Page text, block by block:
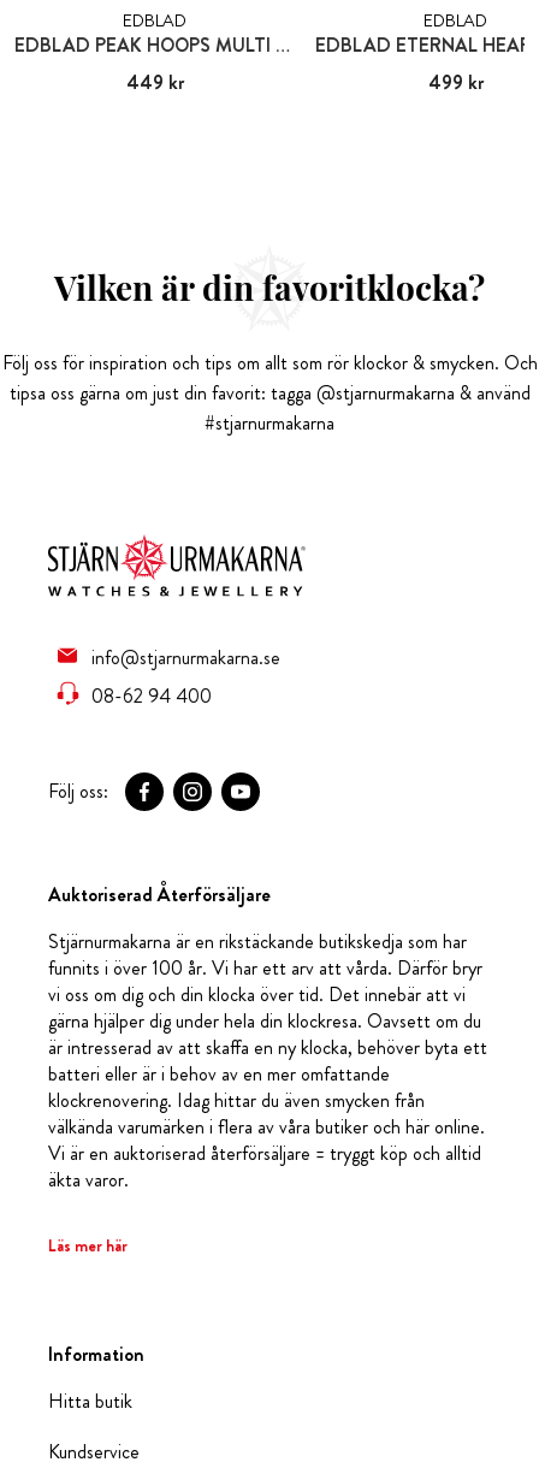
EDBLAD
EDBLAD PEAK HOOPS MULTI HEART GOLD
Pris:449 kr
449 kr
EDBLAD
Pris:499 kr
499 kr
Vilken är din favoritklocka?
Följ oss för inspiration och tips om allt som rör klockor & smycken. Och
tipsa oss gärna om just din favorit: tagga @stjarnurmakarna & använd
#stjarnurmakarna
info@stjarnurmakarna.se
08-62 94 400
Följ oss:
Auktoriserad Återförsäljare
Stjärnurmakarna är en rikstäckande butikskedja som har
funnits i över 100 år. Vi har ett arv att vårda. Därför bryr
vi oss om dig och din klocka över tid. Det innebär att vi
gärna hjälper dig under hela din klockresa. Oavsett om du
är intresserad av att skaffa en ny klocka, behöver byta ett
batteri eller är i behov av en mer omfattande
klockrenovering. Idag hittar du även smycken från
välkända varumärken i flera av våra butiker och här online.
Vi är en auktoriserad återförsäljare = tryggt köp och alltid
äkta varor.
Läs mer här
Information
Hitta butik
Kundservice